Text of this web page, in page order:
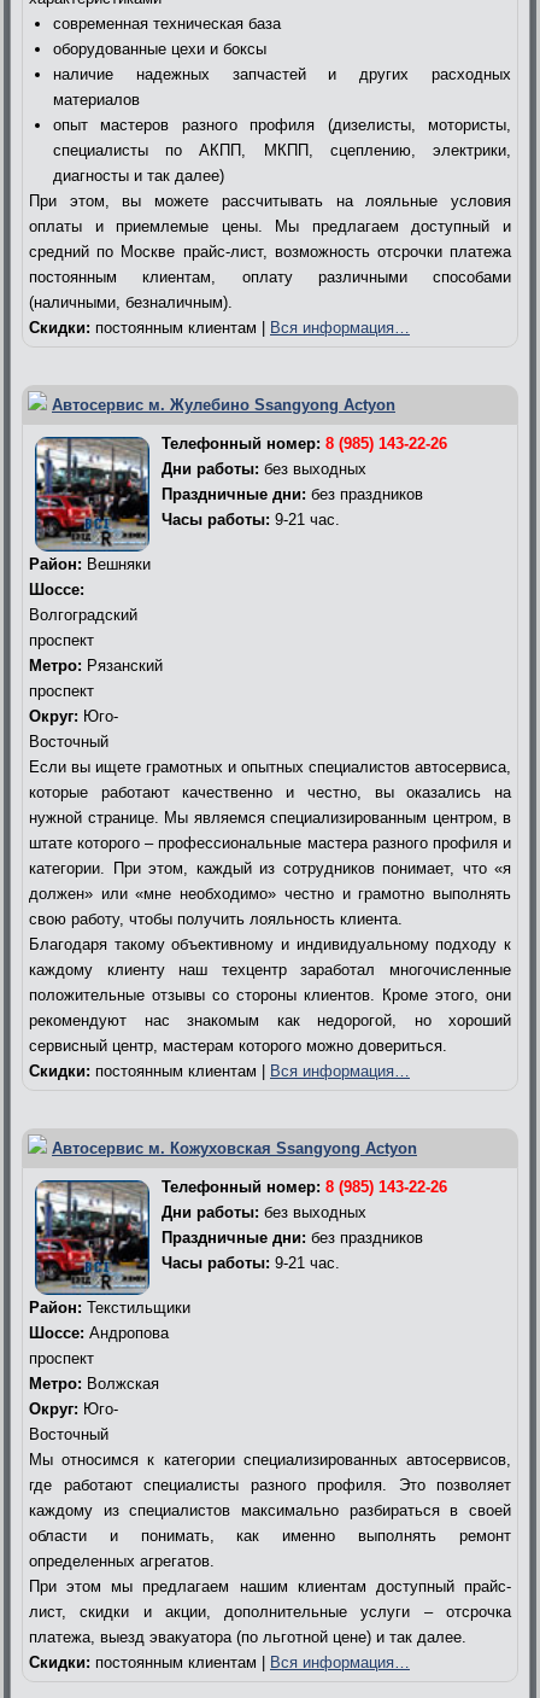
современная техническая база
оборудованные цехи и боксы
наличие надежных запчастей и других расходных
материалов
опыт мастеров разного профиля (дизелисты, мотористы,
специалисты по АКПП, МКПП, сцеплению, электрики,
диагносты и так далее)
При этом, вы можете рассчитывать на лояльные условия
оплаты и приемлемые цены. Мы предлагаем доступный и
средний по Москве прайс-лист, возможность отсрочки платежа
постоянным клиентам, оплату различными способами
(наличными, безналичным).
Скидки: постоянным клиентам | Вся информация…
Автосервис м. Жулебино Ssangyong Actyon
Телефонный номер: 8 (985) 143-22-26
Дни работы: без выходных
Праздничные дни: без праздников
Часы работы: 9-21 час.
Район: Вешняки
Шоссе:
Волгоградский
проспект
Метро: Рязанский
проспект
Округ: Юго-
Восточный
Если вы ищете грамотных и опытных специалистов автосервиса,
которые работают качественно и честно, вы оказались на
нужной странице. Мы являемся специализированным центром, в
штате которого – профессиональные мастера разного профиля и
категории. При этом, каждый из сотрудников понимает, что «я
должен» или «мне необходимо» честно и грамотно выполнять
свою работу, чтобы получить лояльность клиента.
Благодаря такому объективному и индивидуальному подходу к
каждому клиенту наш техцентр заработал многочисленные
положительные отзывы со стороны клиентов. Кроме этого, они
рекомендуют нас знакомым как недорогой, но хороший
сервисный центр, мастерам которого можно довериться.
Скидки: постоянным клиентам | Вся информация…
Автосервис м. Кожуховская Ssangyong Actyon
Телефонный номер: 8 (985) 143-22-26
Дни работы: без выходных
Праздничные дни: без праздников
Часы работы: 9-21 час.
Район: Текстильщики
Шоссе: Андропова
проспект
Метро: Волжская
Округ: Юго-
Восточный
Мы относимся к категории специализированных автосервисов,
где работают специалисты разного профиля. Это позволяет
каждому из специалистов максимально разбираться в своей
области и понимать, как именно выполнять ремонт
определенных агрегатов.
При этом мы предлагаем нашим клиентам доступный прайс-
лист, скидки и акции, дополнительные услуги – отсрочка
платежа, выезд эвакуатора (по льготной цене) и так далее.
Скидки: постоянным клиентам | Вся информация…